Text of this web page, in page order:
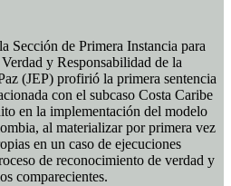
Sección de Primera Instancia para
y Responsabilidad de la
(JEP) profirió la primera sentencia
con el subcaso Costa Caribe
en la implementación del modelo
al materializar por primera vez
en un caso de ejecuciones
de reconocimiento de verdad y
comparecientes.